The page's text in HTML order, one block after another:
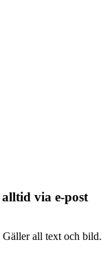
via e-post
all text och bild.